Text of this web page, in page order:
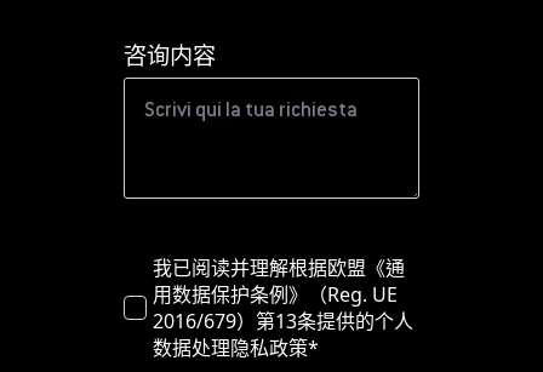
咨询内容
我已阅读并理解根据欧盟《通
用数据保护条例》（Reg. UE
2016/679）第13条提供的个人
数据处理隐私政策*